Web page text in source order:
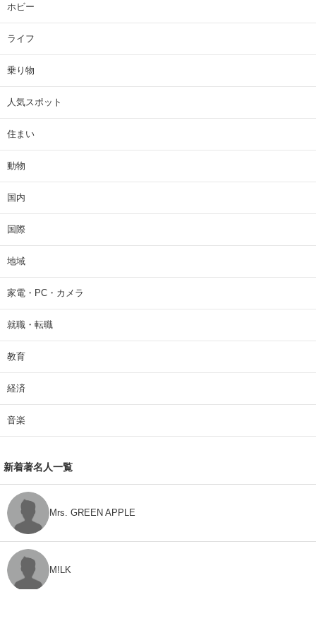
ホビー
ライフ
乗り物
人気スポット
住まい
動物
国内
国際
地域
家電・PC・カメラ
就職・転職
教育
経済
音楽
新着著名人一覧
Mrs. GREEN APPLE
M!LK